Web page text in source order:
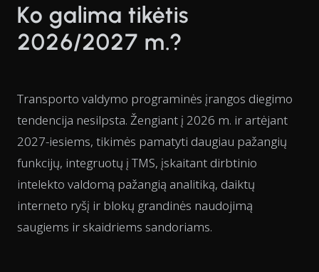
Ko galima tikėtis
2026/2027 m.?
Transporto valdymo programinės įrangos diegimo
tendencija nesilpsta. Žengiant į 2026 m. ir artėjant
2027-iesiems, tikimės pamatyti daugiau pažangių
funkcijų, integruotų į TMS, įskaitant dirbtinio
intelekto valdomą pažangią analitiką, daiktų
interneto ryšį ir blokų grandinės naudojimą
saugiems ir skaidriems sandoriams.